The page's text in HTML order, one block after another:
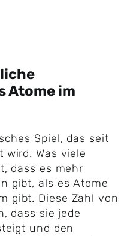
Atome im
Spiel, das seit
Was viele
dass es mehr
gibt, als es Atome
gibt. Diese Zahl von
dass sie jede
und den